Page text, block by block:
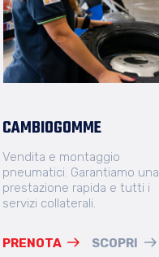
CAMBIOGOMME
Vendita e montaggio
pneumatici. Garantiamo una
prestazione rapida e tutti i
servizi collaterali.
PRENOTA SCOPRI